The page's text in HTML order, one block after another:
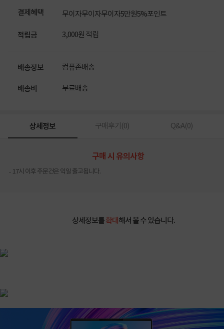
결제혜택 무이자무이자무이자5만원5%포인트
적립금 3,000원 적립
배송정보 컴퓨존배송
배송비 무료배송
상세정보 구매후기(0) Q&A(0)
구매 시 유의사항
17시 이후 주문건은 익일 출고됩니다.
상세정보를확대해서 볼 수 있습니다.